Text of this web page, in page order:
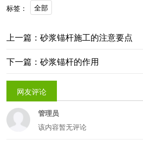
标签： 全部
上一篇：砂浆锚杆施工的注意要点
下一篇：砂浆锚杆的作用
网友评论
管理员
该内容暂无评论